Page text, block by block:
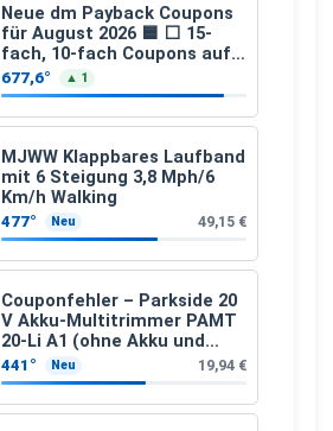
Neue dm Payback Coupons
für August 2026 🟦 ⬜ 15-
fach, 10-fach Coupons auf
den gesamten Einkauf ab 2
€
677,6° ▲ 1
MJWW Klappbares Laufband
mit 6 Steigung 3,8 Mph/6
Km/h Walking
477° Neu 49,15 €
Couponfehler – Parkside 20
V Akku-Multitrimmer PAMT
20-Li A1 (ohne Akku und
Ladegerät)
441° Neu 19,94 €